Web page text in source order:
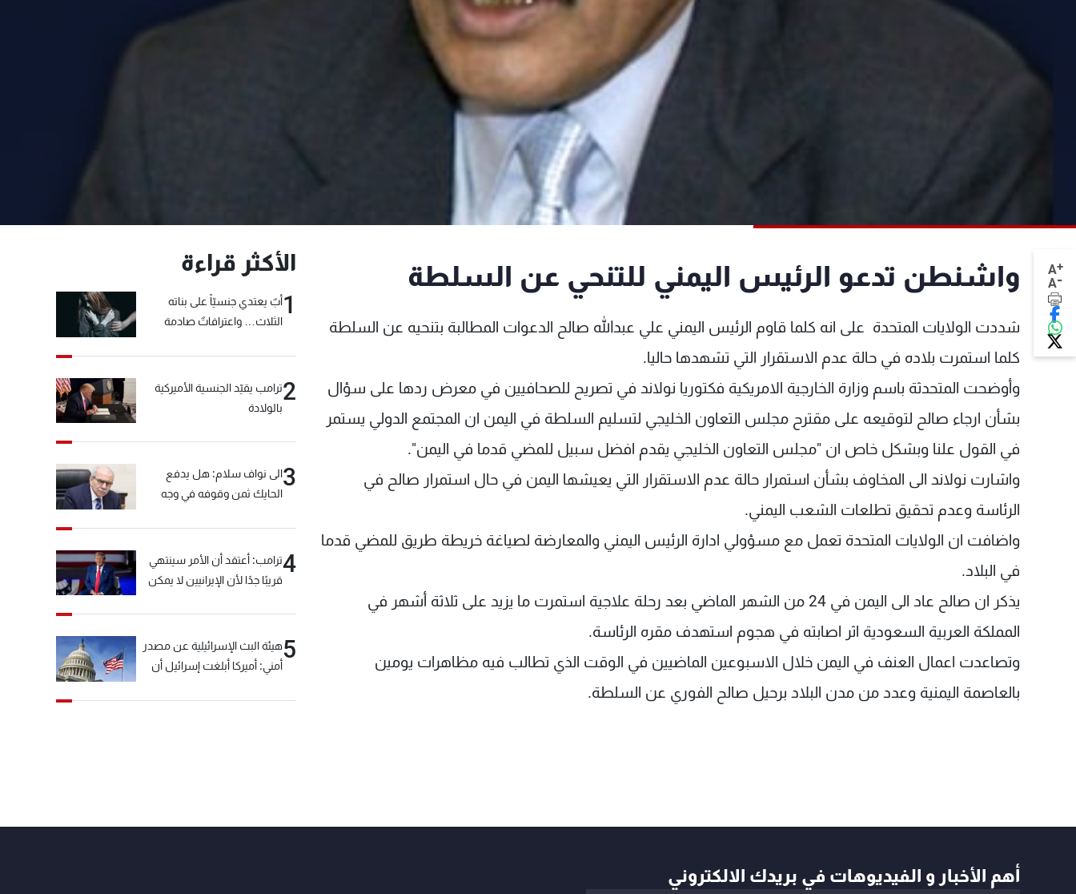
A+
A- واشنطن تدعو الرئيس اليمني للتنحي عن السلطة
شددت الولايات المتحدة على انه كلما قاوم الرئيس اليمني علي عبدالله صالح الدعوات المطالبة بتنحيه عن السلطة
كلما استمرت بلاده في حالة عدم الاستقرار التي تشهدها حاليا.
وأوضحت المتحدثة باسم وزارة الخارجية الامريكية فكتوريا نولاند في تصريح للصحافيين في معرض ردها على سؤال
بشأن ارجاء صالح لتوقيعه على مقترح مجلس التعاون الخليجي لتسليم السلطة في اليمن ان المجتمع الدولي يستمر
في القول علنا وبشكل خاص ان "مجلس التعاون الخليجي يقدم افضل سبيل للمضي قدما في اليمن".
واشارت نولاند الى المخاوف بشأن استمرار حالة عدم الاستقرار التي يعيشها اليمن في حال استمرار صالح في
الرئاسة وعدم تحقيق تطلعات الشعب اليمني.
واضافت ان الولايات المتحدة تعمل مع مسؤولي ادارة الرئيس اليمني والمعارضة لصياغة خريطة طريق للمضي قدما
في البلاد.
يذكر ان صالح عاد الى اليمن في 24 من الشهر الماضي بعد رحلة علاجية استمرت ما يزيد على ثلاثة أشهر في
المملكة العربية السعودية اثر اصابته في هجوم استهدف مقره الرئاسة.
وتصاعدت اعمال العنف في اليمن خلال الاسبوعين الماضيين في الوقت الذي تطالب فيه مظاهرات يومين
بالعاصمة اليمنية وعدد من مدن البلاد برحيل صالح الفوري عن السلطة.
الأكثر قراءة
1أبٌ يعتدي جنسيّاً على بناته
الثلاث… واعترافاتٌ صادمة
2ترامب يقيّد الجنسية الأميركية
بالولادة
3الى نواف سلام: هل يدفع
الحايك ثمن وقوفه في وجه
4ترامب: أعتقد أن الأمر سينتهي
قريبًا جدًا لأن الإيرانيين لا يمكن
5هيئة البث الإسرائيلية عن مصدر
أمني: أميركا أبلغت إسرائيل أن
أهم الأخبار و الفيديوهات في بريدك الالكتروني